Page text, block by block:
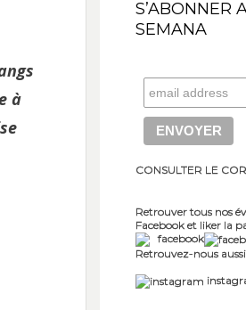
à
S’ABONNER
SEMANA
CONSULTER LE
Retrouver tous nos
Facebook et liker la
facebook
Retrouvez-nous